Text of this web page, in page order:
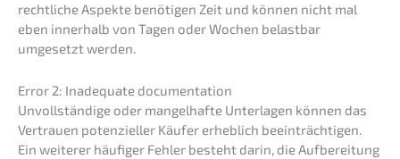
recht­li­che Aspek­te benöti­gen Zeit und können nicht mal
eben inner­halb von Tagen oder Wochen belast­bar
umgesetzt werden.
Error 2: Inade­qua­te documentation
Unvoll­stän­di­ge oder mangel­haf­te Unter­la­gen können das
Vertrau­en poten­zi­el­ler Käufer erheb­lich beein­träch­ti­gen.
Ein weite­rer häufi­ger Fehler besteht darin, die Aufbe­rei­tung